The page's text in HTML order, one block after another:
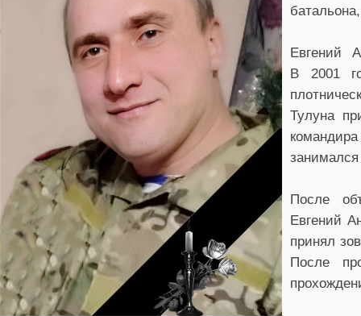
Евгений
В 2001
Тулуна
После
Евгений
принял
После